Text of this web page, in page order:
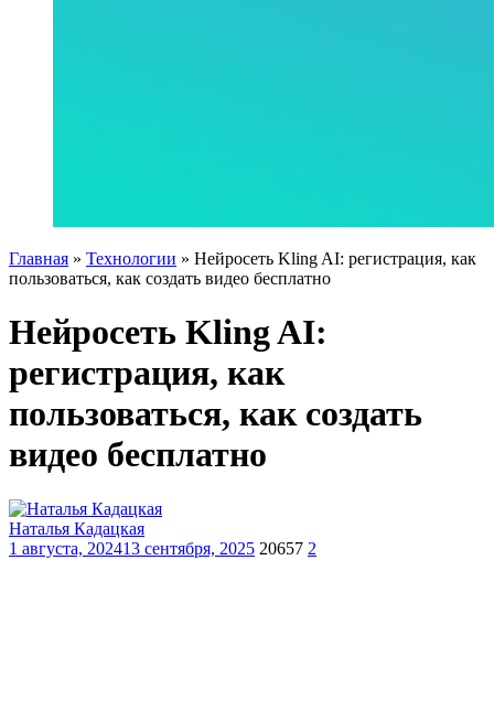
Главная » Технологии » Нейросеть Kling AI: регистрация, как
пользоваться, как создать видео бесплатно
Нейросеть Kling AI:
регистрация, как
пользоваться, как создать
видео бесплатно
Наталья Кадацкая
1 августа, 202413 сентября, 2025 20657 2